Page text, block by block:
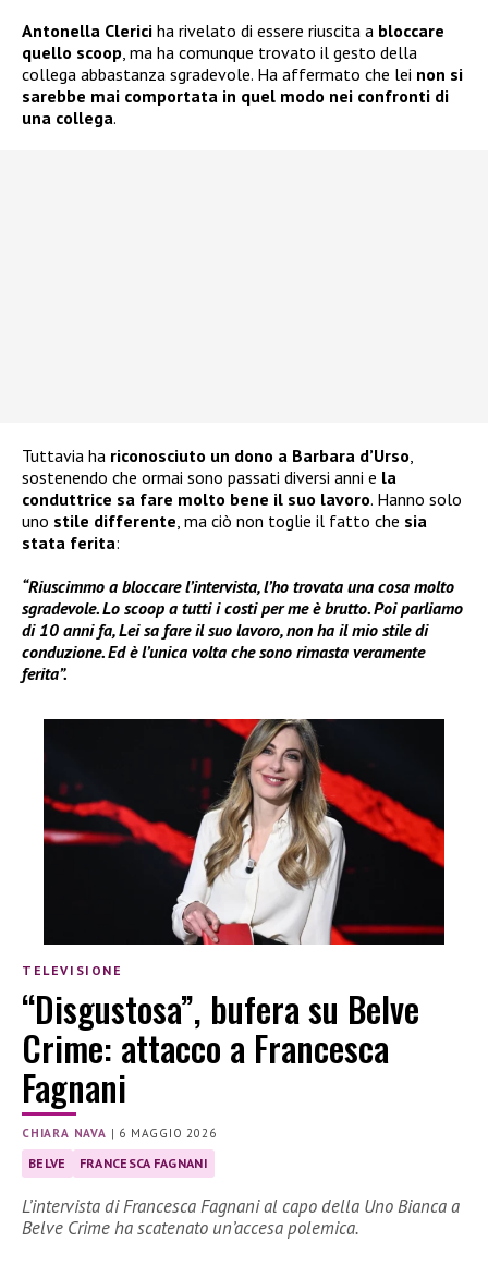
Antonella Clerici ha rivelato di essere riuscita a bloccare
quello scoop, ma ha comunque trovato il gesto della
collega abbastanza sgradevole. Ha affermato che lei non si
sarebbe mai comportata in quel modo nei confronti di
una collega.
Tuttavia ha riconosciuto un dono a Barbara d’Urso,
sostenendo che ormai sono passati diversi anni e la
conduttrice sa fare molto bene il suo lavoro. Hanno solo
uno stile differente, ma ciò non toglie il fatto che sia
stata ferita:
“Riuscimmo a bloccare l’intervista, l’ho trovata una cosa molto
sgradevole. Lo scoop a tutti i costi per me è brutto. Poi parliamo
di 10 anni fa, Lei sa fare il suo lavoro, non ha il mio stile di
conduzione. Ed è l’unica volta che sono rimasta veramente
ferita”.
TELEVISIONE
“Disgustosa”, bufera su Belve
Crime: attacco a Francesca
Fagnani
CHIARA NAVA | 6 MAGGIO 2026
BELVE FRANCESCA FAGNANI
L’intervista di Francesca Fagnani al capo della Uno Bianca a
Belve Crime ha scatenato un’accesa polemica.